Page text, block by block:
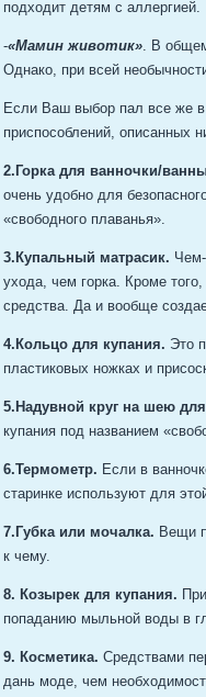
подходит детям с аллергией.
-«Мамин животик». В
Однако, при всей
Если Ваш выбор пал все же в
приспособлений, описанных
2.Горка для ванночки/
очень удобно для
«свободного плаванья».
3.Купальный матрасик.
ухода, чем горка. Кроме
средства. Да и вообще
4.Кольцо для купания. Это
пластиковых ножках и
5.Надувной круг на шею
купания под названием
6.Термометр. Если в
старинке используют для
7.Губка или мочалка. Вещи
к чему.
8. Козырек для купания.
попаданию мыльной воды в
9. Косметика. Средствами
дань моде, чем